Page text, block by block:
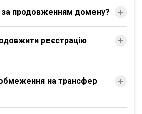
продовженням домену?
реєстрацію
на трансфер